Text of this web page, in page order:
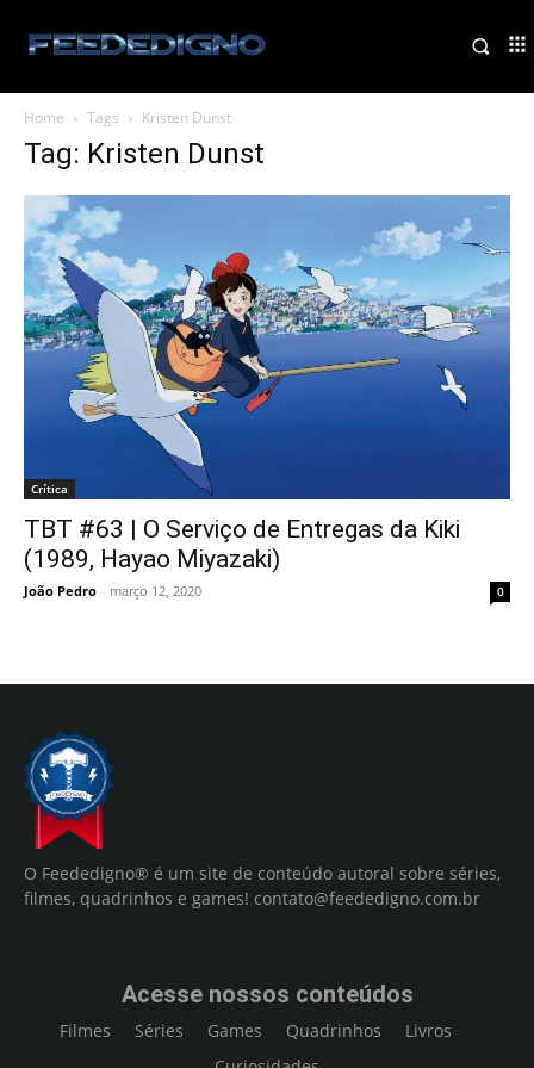
Home Tags Kristen Dunst
Tag: Kristen Dunst
Crítica
TBT #63 | O Serviço de Entregas da Kiki
(1989, Hayao Miyazaki)
João Pedro - março 12, 2020 0
O Feededigno® é um site de conteúdo autoral sobre séries,
filmes, quadrinhos e games! contato@feededigno.com.br
Acesse nossos conteúdos
Filmes Séries Games Quadrinhos
Livros